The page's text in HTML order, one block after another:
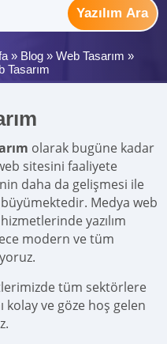
Yazılım Ara
» Blog » Web Tasarım »
Tasarım
olarak bugüne kadar
sitesini faaliyete
daha da gelişmesi ile
Medya web
yazılım
modern ve tüm
tüm sektörlere
kolay ve göze hoş gelen